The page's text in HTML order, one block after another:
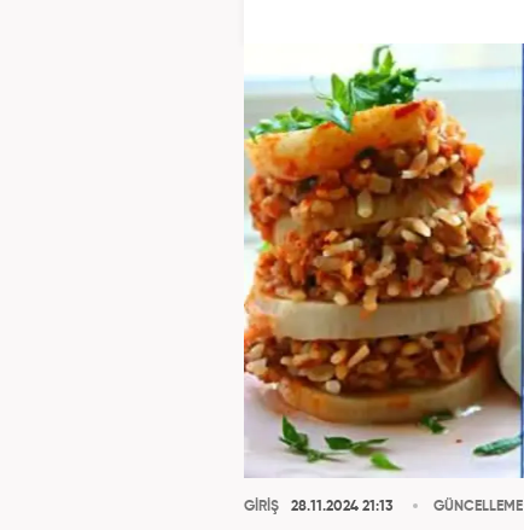
GİRİŞ 28.11.2024 21:13 GÜNCELLEME